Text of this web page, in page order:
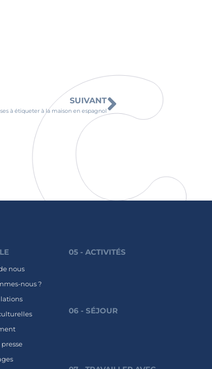
SUIVANT
à étiqueter à la maison en espagnol
nous
nous ?
05 - ACTIVITÉS
06 - SÉJOUR